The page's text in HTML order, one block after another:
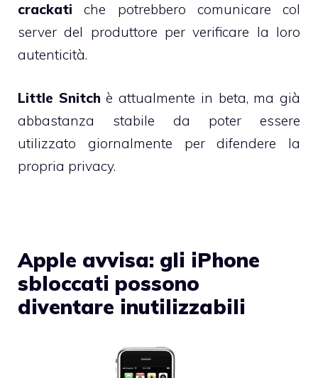
crackatiche potrebbero comunicare col
server del produttore per verificare la loro
autenticità.
Little Snitchè attualmente in beta, ma già
abbastanza stabile da poter essere
utilizzato giornalmente per difendere la
propria privacy.
Apple avvisa: gli iPhone
sbloccati possono
diventare inutilizzabili